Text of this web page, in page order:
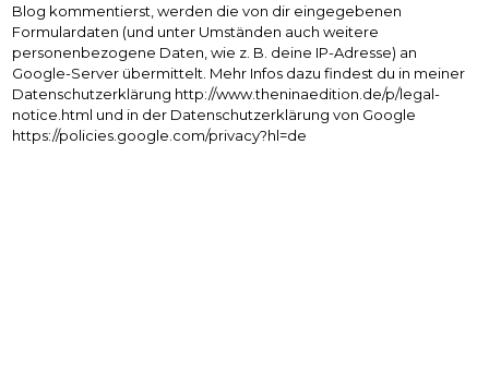
Blog kommentierst, werden die von dir eingegebenen
Formulardaten (und unter Umständen auch weitere
personenbezogene Daten, wie z. B. deine IP-Adresse) an
Google-Server übermittelt. Mehr Infos dazu findest du in meiner
Datenschutzerklärung http://www.theninaedition.de/p/legal-
notice.html und in der Datenschutzerklärung von Google
https://policies.google.com/privacy?hl=de